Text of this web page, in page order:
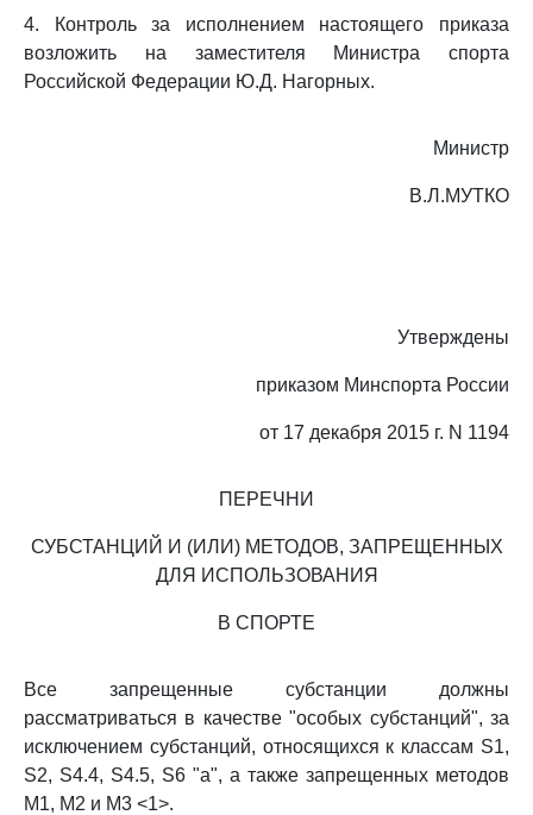
4. Контроль за исполнением настоящего приказа
возложить на заместителя Министра спорта
Российской Федерации Ю.Д. Нагорных.
Министр
В.Л.МУТКО
Утверждены
приказом Минспорта России
от 17 декабря 2015 г. N 1194
ПЕРЕЧНИ
СУБСТАНЦИЙ И (ИЛИ) МЕТОДОВ, ЗАПРЕЩЕННЫХ
ДЛЯ ИСПОЛЬЗОВАНИЯ
В СПОРТЕ
Все запрещенные субстанции должны
рассматриваться в качестве "особых субстанций", за
исключением субстанций, относящихся к классам S1,
S2, S4.4, S4.5, S6 "a", а также запрещенных методов
M1, M2 и M3 <1>.